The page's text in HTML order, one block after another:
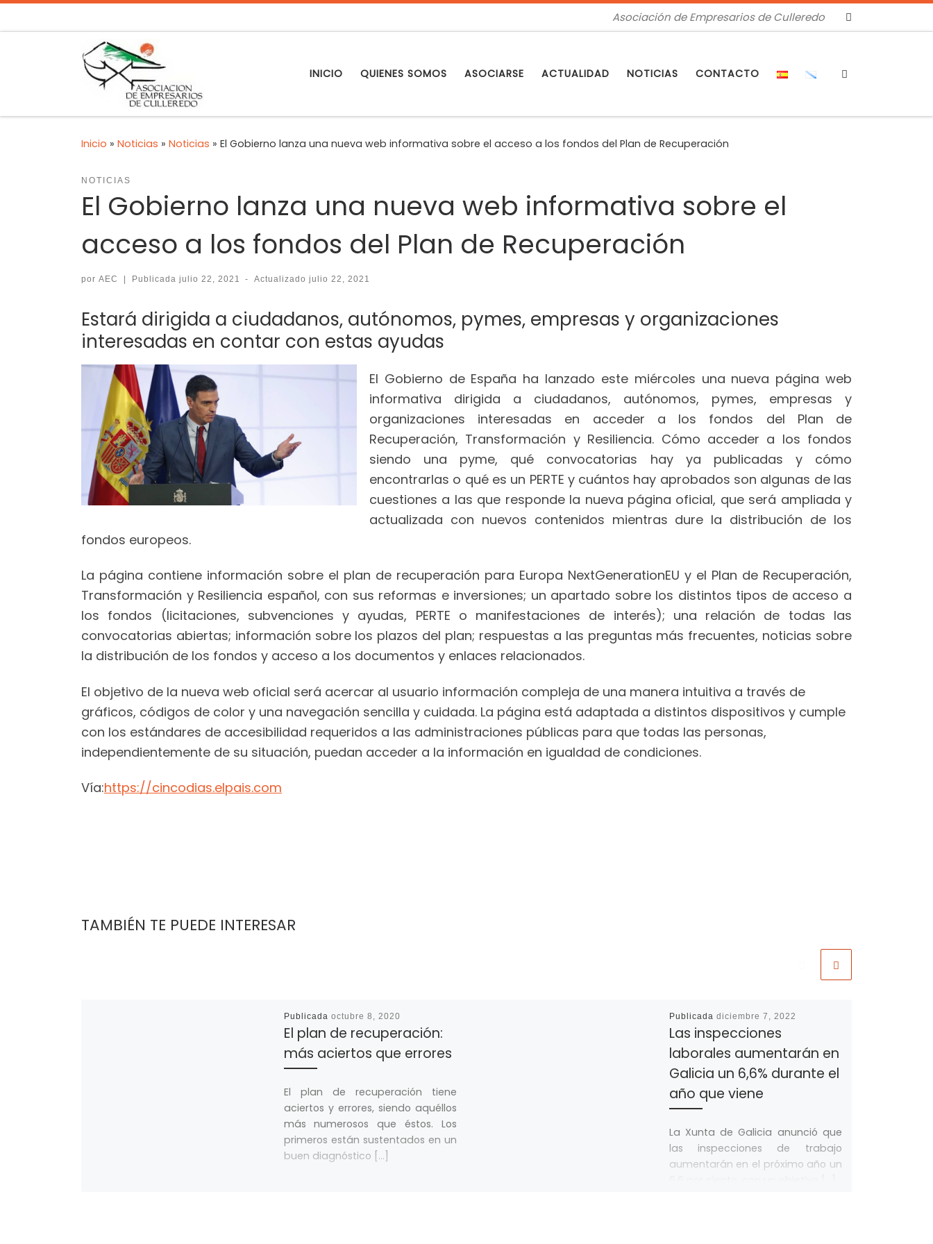
Asociación de Empresarios de Culleredo
INICIO QUIENES SOMOS ASOCIARSE ACTUALIDAD NOTICIAS CONTACTO
Inicio » Noticias » Noticias » El Gobierno lanza una nueva web informativa sobre el acceso a los fondos del Plan de Recuperación
NOTICIAS
El Gobierno lanza una nueva web informativa sobre el
acceso a los fondos del Plan de Recuperación
por AEC | Publicada julio 22, 2021 - Actualizadojulio 22, 2021
Estará dirigida a ciudadanos, autónomos, pymes, empresas y organizaciones
interesadas en contar con estas ayudas
El Gobierno de España ha lanzado este miércoles una nueva página web
informativa dirigida a ciudadanos, autónomos, pymes, empresas y
organizaciones interesadas en acceder a los fondos del Plan de
Recuperación, Transformación y Resiliencia. Cómo acceder a los fondos
siendo una pyme, qué convocatorias hay ya publicadas y cómo
encontrarlas o qué es un PERTE y cuántos hay aprobados son algunas de las
cuestiones a las que responde la nueva página oficial, que será ampliada y
actualizada con nuevos contenidos mientras dure la distribución de los
fondos europeos.
La página contiene información sobre el plan de recuperación para Europa NextGenerationEU y el Plan de Recuperación,
Transformación y Resiliencia español, con sus reformas e inversiones; un apartado sobre los distintos tipos de acceso a
los fondos (licitaciones, subvenciones y ayudas, PERTE o manifestaciones de interés); una relación de todas las
convocatorias abiertas; información sobre los plazos del plan; respuestas a las preguntas más frecuentes, noticias sobre
la distribución de los fondos y acceso a los documentos y enlaces relacionados.
El objetivo de la nueva web oficial será acercar al usuario información compleja de una manera intuitiva a través de
gráficos, códigos de color y una navegación sencilla y cuidada. La página está adaptada a distintos dispositivos y cumple
con los estándares de accesibilidad requeridos a las administraciones públicas para que todas las personas,
independientemente de su situación, puedan acceder a la información en igualdad de condiciones.
Vía:https://cincodias.elpais.com
TAMBIÉN TE PUEDE INTERESAR
Publicada octubre 8, 2020
El plan de recuperación:
más aciertos que errores
El plan de recuperación tiene
aciertos y errores, siendo aquéllos
más numerosos que éstos. Los
primeros están sustentados en un
buen diagnóstico […]
Publicada diciembre 7, 2022
Las inspecciones
laborales aumentarán en
Galicia un 6,6% durante el
año que viene
La Xunta de Galicia anunció que
las inspecciones de trabajo
aumentarán en el próximo año un